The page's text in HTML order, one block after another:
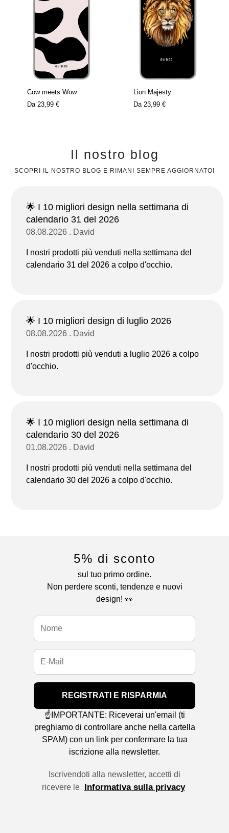
Cow meets Wow
Da 23,99 €
Lion Majesty
Da 23,99 €
Il nostro blog
SCOPRI IL NOSTRO BLOG E RIMANI SEMPRE AGGIORNATO!
🌟 I 10 migliori design nella settimana di
calendario 31 del 2026
08.08.2026 . David
I nostri prodotti più venduti nella settimana del
calendario 31 del 2026 a colpo d'occhio.
🌟 I 10 migliori design di luglio 2026
08.08.2026 . David
I nostri prodotti più venduti a luglio 2026 a colpo
d'occhio.
🌟 I 10 migliori design nella settimana di
calendario 30 del 2026
01.08.2026 . David
I nostri prodotti più venduti nella settimana del
calendario 30 del 2026 a colpo d'occhio.
5% di sconto
sul tuo primo ordine.
Non perdere sconti, tendenze e nuovi
design! 👀
REGISTRATI E RISPARMIA
☝️IMPORTANTE: Riceverai un'email (ti
preghiamo di controllare anche nella cartella
SPAM) con un link per confermare la tua
iscrizione alla newsletter.
Iscrivendoti alla newsletter, accetti di
ricevere le Informativa sulla privacy